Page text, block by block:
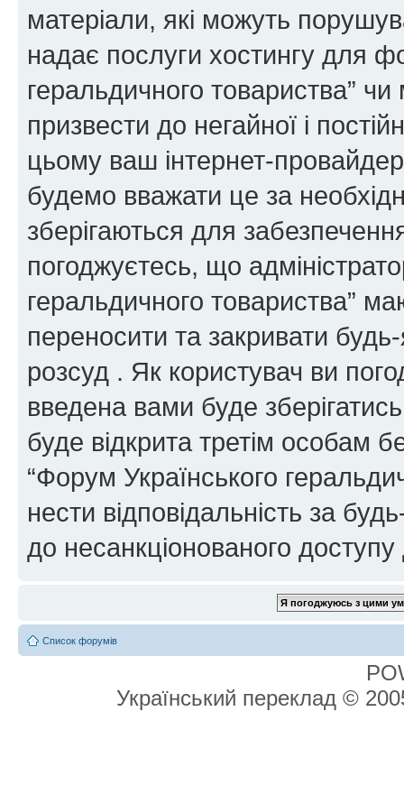
матеріали, які можуть
надає послуги хостингу для
геральдичного товариства”
призвести до негайної і
цьому ваш інтернет-
будемо вважати це за
зберігаються для
погоджуєтесь, що
геральдичного товариства”
переносити та закривати
розсуд . Як користувач ви
введена вами буде
буде відкрита третім особам
“Форум Українського
нести відповідальність за
до несанкціонованого доступу
Список форумів
Український переклад ©